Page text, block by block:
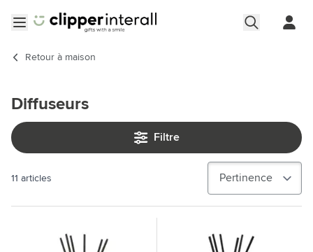
Retour à maison
Diffuseurs
Filtre
11 articles